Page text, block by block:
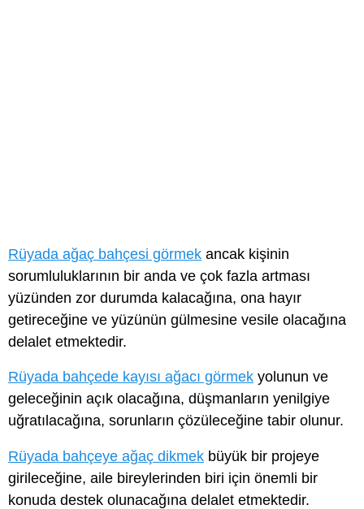
Rüyada ağaç bahçesi görmek ancak kişinin
sorumluluklarının bir anda ve çok fazla artması
yüzünden zor durumda kalacağına, ona hayır
getireceğine ve yüzünün gülmesine vesile olacağına
delalet etmektedir.
Rüyada bahçede kayısı ağacı görmek yolunun ve
geleceğinin açık olacağına, düşmanların yenilgiye
uğratılacağına, sorunların çözüleceğine tabir olunur.
Rüyada bahçeye ağaç dikmek büyük bir projeye
girileceğine, aile bireylerinden biri için önemli bir
konuda destek olunacağına delalet etmektedir.